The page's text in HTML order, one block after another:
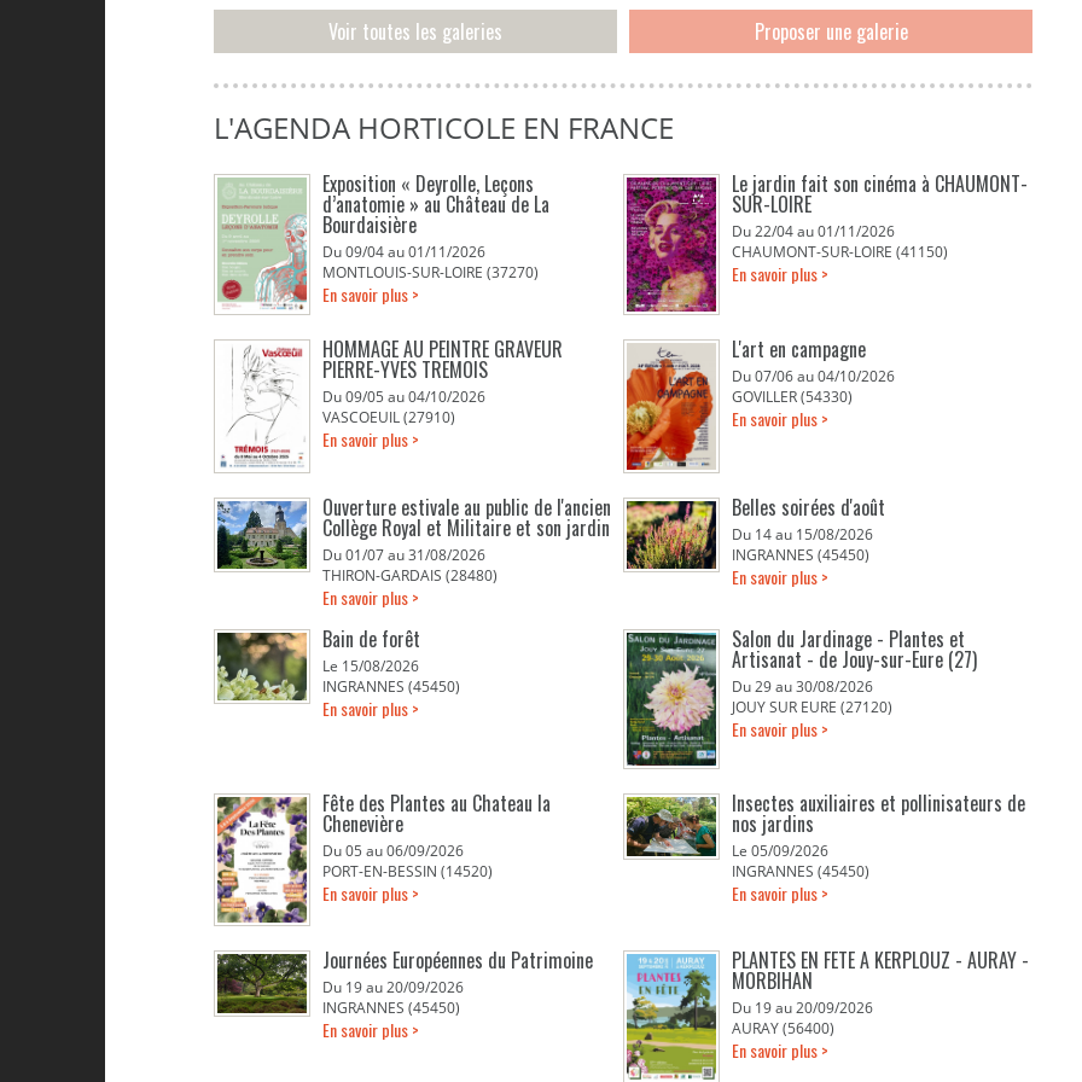
Voir toutes les galeries Proposer une galerie
L'AGENDA HORTICOLE EN FRANCE
Exposition « Deyrolle, Leçons
d’anatomie » au Château de La
Bourdaisière
Du 09/04 au 01/11/2026
MONTLOUIS-SUR-LOIRE (37270)
En savoir plus >
Le jardin fait son cinéma à CHAUMONT-
SUR-LOIRE
Du 22/04 au 01/11/2026
CHAUMONT-SUR-LOIRE (41150)
En savoir plus >
HOMMAGE AU PEINTRE GRAVEUR
PIERRE-YVES TREMOIS
Du 09/05 au 04/10/2026
VASCOEUIL (27910)
En savoir plus >
L'art en campagne
Du 07/06 au 04/10/2026
GOVILLER (54330)
En savoir plus >
Ouverture estivale au public de l'ancien
Collège Royal et Militaire et son jardin
Du 01/07 au 31/08/2026
THIRON-GARDAIS (28480)
En savoir plus >
Belles soirées d'août
Du 14 au 15/08/2026
INGRANNES (45450)
En savoir plus >
Bain de forêt
Le 15/08/2026
INGRANNES (45450)
En savoir plus >
Salon du Jardinage - Plantes et
Artisanat - de Jouy-sur-Eure (27)
Du 29 au 30/08/2026
JOUY SUR EURE (27120)
En savoir plus >
Fête des Plantes au Chateau la
Chenevière
Du 05 au 06/09/2026
PORT-EN-BESSIN (14520)
En savoir plus >
Insectes auxiliaires et pollinisateurs de
nos jardins
Le 05/09/2026
INGRANNES (45450)
En savoir plus >
Journées Européennes du Patrimoine
Du 19 au 20/09/2026
INGRANNES (45450)
En savoir plus >
PLANTES EN FETE A KERPLOUZ - AURAY -
MORBIHAN
Du 19 au 20/09/2026
AURAY (56400)
En savoir plus >